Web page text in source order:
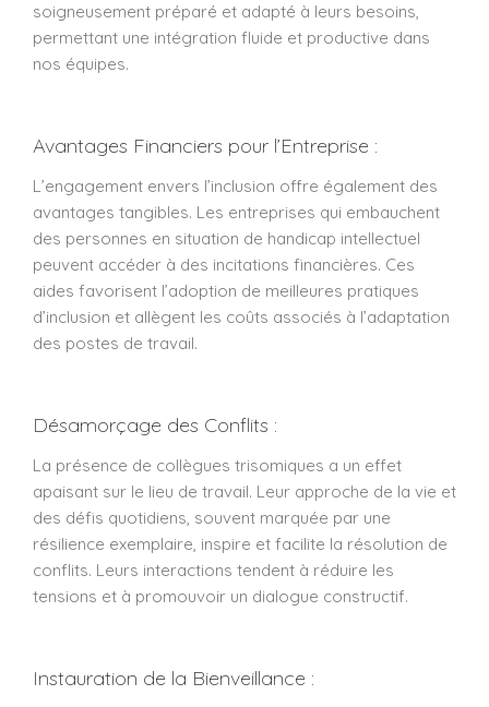
soigneusement préparé et adapté à leurs besoins,
permettant une intégration fluide et productive dans
nos équipes.
Avantages Financiers pour l’Entreprise :
L’engagement envers l’inclusion offre également des
avantages tangibles. Les entreprises qui embauchent
des personnes en situation de handicap intellectuel
peuvent accéder à des incitations financières. Ces
aides favorisent l’adoption de meilleures pratiques
d’inclusion et allègent les coûts associés à l’adaptation
des postes de travail.
Désamorçage des Conflits :
La présence de collègues trisomiques a un effet
apaisant sur le lieu de travail. Leur approche de la vie et
des défis quotidiens, souvent marquée par une
résilience exemplaire, inspire et facilite la résolution de
conflits. Leurs interactions tendent à réduire les
tensions et à promouvoir un dialogue constructif.
Instauration de la Bienveillance :